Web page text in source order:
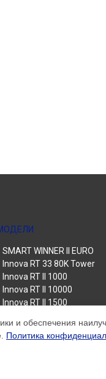
SMART WINNER II EURO
Innova RT 33 80K Tower
Innova RT II 1000
Innova RT II 10000
Innova RT II 1500
Innova RT II 6000
Smart Power Pro II
и обеспечения
Политика